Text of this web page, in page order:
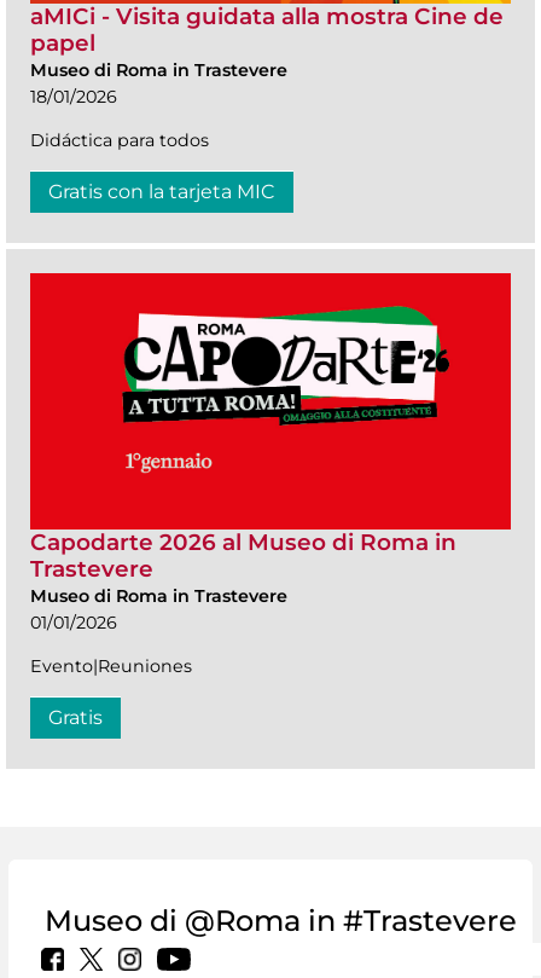
aMICi - Visita guidata alla mostra Cine de
papel
Museo di Roma in Trastevere
18/01/2026
Didáctica para todos
Gratis con la tarjeta MIC
Capodarte 2026 al Museo di Roma in
Trastevere
Museo di Roma in Trastevere
01/01/2026
Evento|Reuniones
Gratis
Museo di @Roma in #Trastevere